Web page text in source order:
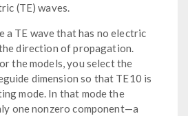
(TE) waves.
a TE wave that has no electric
direction of propagation.
the models, you select the
dimension so that TE10 is
mode. In that mode the
one nonzero component—a